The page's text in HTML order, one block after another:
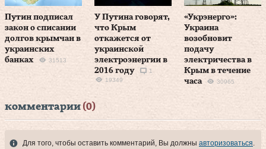
Путин подписал
закон о списании
долгов крымчан в
украинских
банках
31513
У Путина говорят,
что Крым
откажется от
украинской
электроэнергии в
2016 году
1
19349
«Укрэнерго»:
Украина
возобновит
подачу
электричества в
Крым в течение
часа
30965
комментарии (0)
Для того, чтобы оставить комментарий, Вы должны авторизоваться